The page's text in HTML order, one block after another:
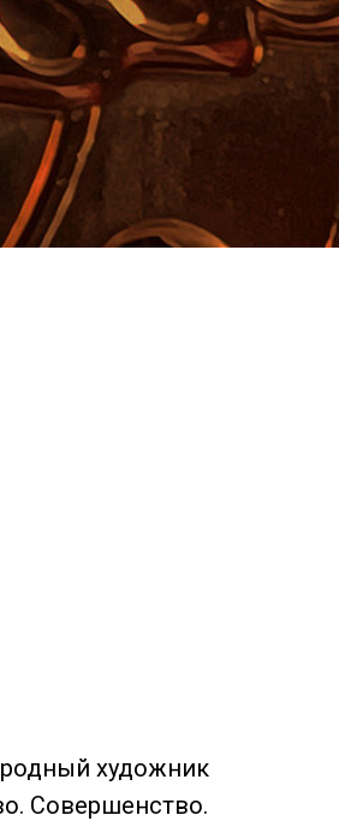
художник
Совершенство.